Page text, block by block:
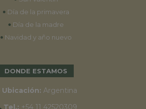
• Día de la primavera
• Día de la madre
• Navidad y año nuevo
DONDE ESTAMOS
Ubicación: Argentina
Tel.: +54 11 42520309